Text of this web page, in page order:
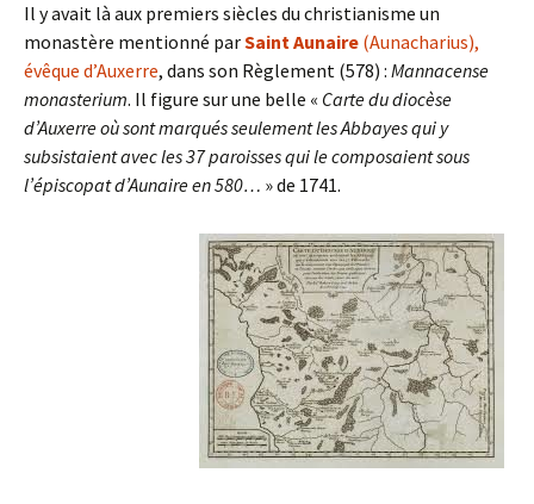
Il y avait là aux premiers siècles du christianisme un
monastère mentionné parSaint Aunaire (Aunacharius),
évêque d’Auxerre, dans son Règlement (578) : Mannacense
monasterium. Il figure sur une belle « Carte du diocèse
d’Auxerre où sont marqués seulement les Abbayes qui y
subsistaient avec les 37 paroisses qui le composaient sous
l’épiscopat d’Aunaire en 580… » de 1741.